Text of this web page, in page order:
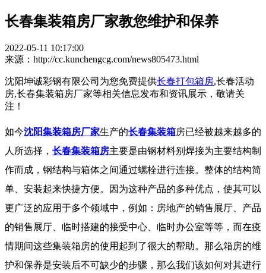
长春集装箱房厂家教您维护和保养
2022-05-11 10:17:00
来源：http://cc.kunchengcg.com/news805473.html
沈阳坤诚彩钢有限公司为您免费提供长春打包箱房,长春活动
房,长春集装箱房厂家等相关信息发布和资讯展示，敬请关
注！
如今沈阳集装箱房厂家生产的长春集装箱房已经被越来越多的
人所选择， 长春集装箱房主要是由钢材料别焊接为主要结构制
作而成，钢结构与箱体之间通过螺栓进行连接。整体的结构简
单、安装起来快捷方便。因为这种产品的多种优点，使其可以
更广泛的应用于多个领域中，例如：房地产的销售展厅、产品
的销售展厅、临时搭建的接受中心、临时办公室等等，而在疫
情期间这些集装箱房的使用起到了很大的帮助。那么箱房的维
护和保养是安装后不可缺少的步骤，那么我们该如何对其进行